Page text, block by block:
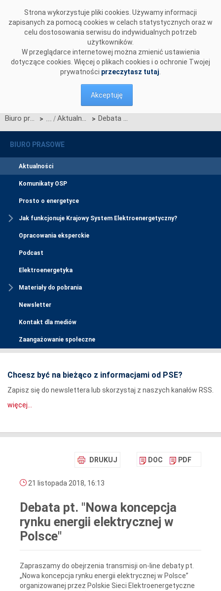
Strona wykorzystuje pliki cookies. Używamy informacji
zapisanych za pomocą cookies w celach statystycznych oraz w
celu dostosowania serwisu do indywidualnych potrzeb
użytkowników.
W przeglądarce internetowej można zmienić ustawienia
dotyczące cookies. Więcej o plikach cookies i o ochronie Twojej
prywatności przeczytasz tutaj
Akceptuję
Biuro prasowe > Aktualności > Debata pt. "Nowa koncepcja rynku energii elektrycznej w Polsce"
BIURO PRASOWE
Aktualności
Komunikaty OSP
Prosto o energetyce
Jak funkcjonuje Krajowy System Elektroenergetyczny?
Opracowania eksperckie
Podcast
Elektroenergetyka
Materiały do pobrania
Newsletter
Kontakt dla mediów
Zaangażowanie społeczne
Chcesz być na bieżąco z informacjami od PSE?
Zapisz się do newslettera lub skorzystaj z naszych kanałów RSS.
więcej...
DRUKUJ DOC PDF
21 listopada 2018, 16:13
Debata pt. "Nowa koncepcja
rynku energii elektrycznej w
Polsce"
Zapraszamy do obejrzenia transmisji on-line debaty pt.
„Nowa koncepcja rynku energii elektrycznej w Polsce”
organizowanej przez Polskie Sieci Elektroenergetyczne